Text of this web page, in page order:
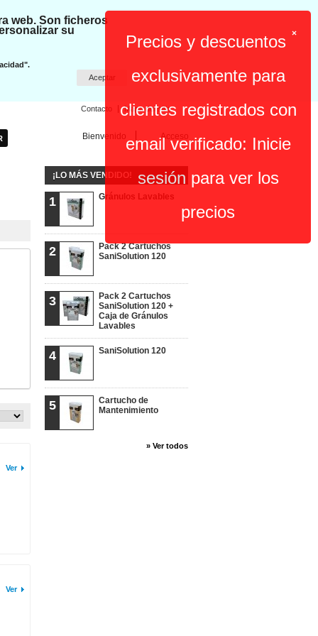
web. Son ficheros
su
Aceptar
Contacto Mapa del sitio
Bienvenido Acceso
Ver
Ver
¡LO MÁS VENDIDO!
1 Gránulos Lavables
2
Pack 2 Cartuchos
SaniSolution 120
3
Pack 2 Cartuchos
SaniSolution 120 +
Caja de Gránulos
Lavables
4 SaniSolution 120
5
Cartucho de
Mantenimiento
» Ver todos
×
Precios y descuentos
exclusivamente para
clientes registrados con
email verificado: Inicie
sesión para ver los
precios